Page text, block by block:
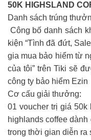
50K HIGHSLAND
Danh sách trúng
Công bố danh sách
kiện “Tình đã đứt,
gia mua bảo hiểm từ
của tôi” trên Tiki sẽ
công ty bảo hiểm Ezin
Cơ cấu giải thưởng:
01 voucher trị giá 50k
highlands coffee
trong thời gian diễn ra